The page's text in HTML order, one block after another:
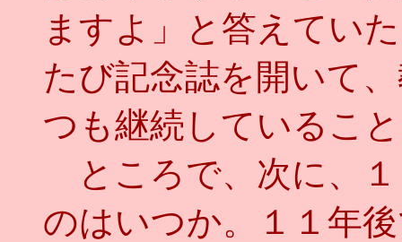
ますよ」と答えてい
たび記念誌を開いて
つも継続しているこ
ところで、次に、
のはいつか。１１年